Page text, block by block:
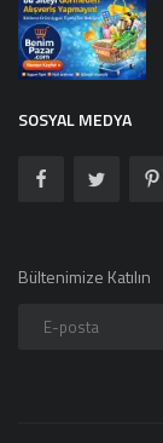
SOSYAL MEDYA
Bültenimize Katılın